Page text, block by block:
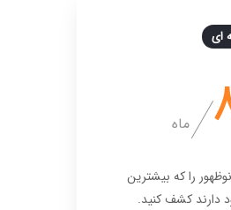
ای
ماه
را که بیشترین
دارند کشف کنید.